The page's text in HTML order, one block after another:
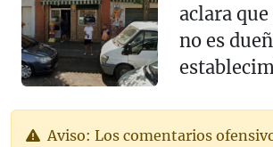
aclara
no es
Aviso: Los comentarios